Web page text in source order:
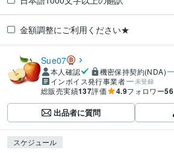
金額調整にご利用ください★
Sue07
本人確認 機密保持契約(NDA)
インボイス発行事業者 未登録
総販売実績137評価 4.9フォロワー56
出品者に質問
スケジュール